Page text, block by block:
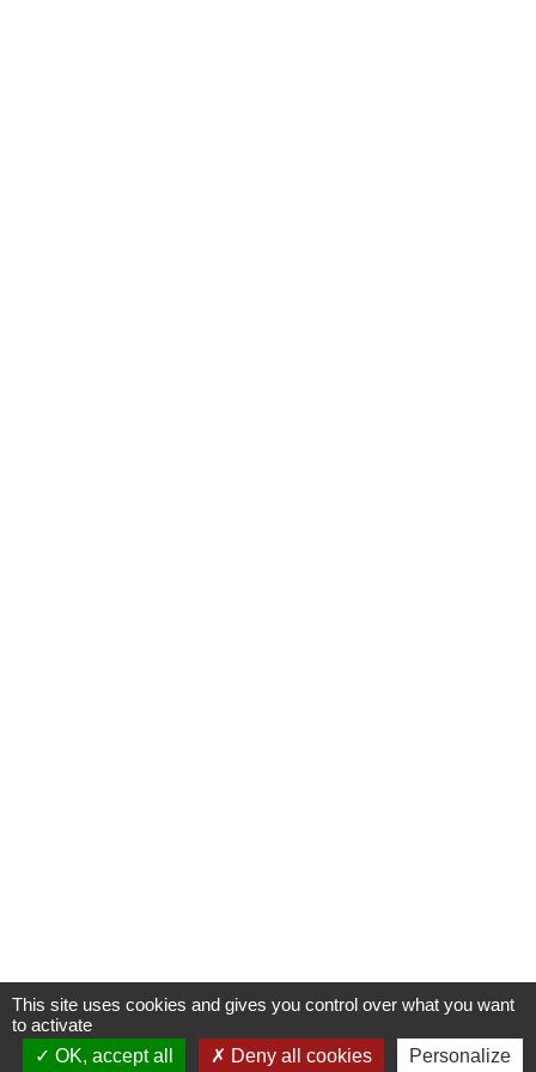
This site uses cookies and gives you control over what you want
to activate
OK, accept all
Deny all cookies Personalize